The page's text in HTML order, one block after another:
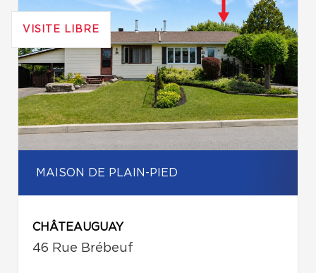
VISITE LIBRE
MAISON DE PLAIN-PIED
CHÂTEAUGUAY
46 Rue Brébeuf